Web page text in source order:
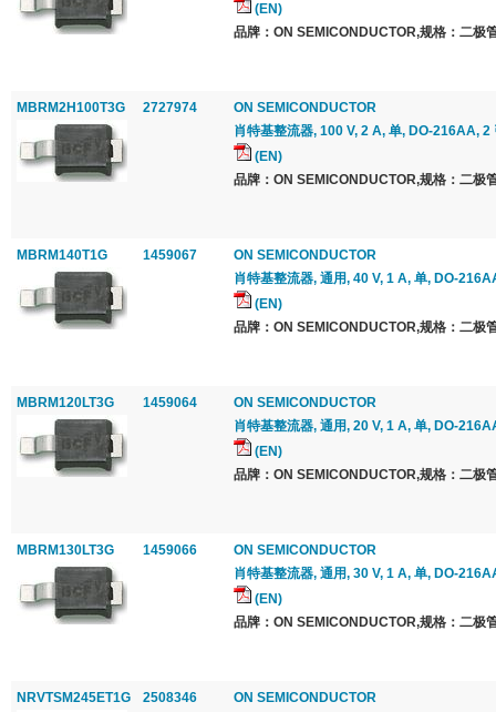
(EN)
品牌：ON SEMICONDUCTOR,规格：二极
MBRM2H100T3G 2727974
ON SEMICONDUCTOR
肖特基整流器, 100 V, 2 A, 单, DO-216AA, 2
(EN)
品牌：ON SEMICONDUCTOR,规格：二极
MBRM140T1G 1459067
ON SEMICONDUCTOR
肖特基整流器, 通用, 40 V, 1 A, 单, DO-
(EN)
品牌：ON SEMICONDUCTOR,规格：二极
MBRM120LT3G 1459064
ON SEMICONDUCTOR
肖特基整流器, 通用, 20 V, 1 A, 单, DO-
(EN)
品牌：ON SEMICONDUCTOR,规格：二极
MBRM130LT3G 1459066
ON SEMICONDUCTOR
肖特基整流器, 通用, 30 V, 1 A, 单, DO-
(EN)
品牌：ON SEMICONDUCTOR,规格：二极
NRVTSM245ET1G 2508346
ON SEMICONDUCTOR